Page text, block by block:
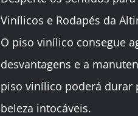
Vinílicos e Rodapés da
O piso vinílico consegue
desvantagens e a
piso vinílico poderá durar
beleza intocáveis.